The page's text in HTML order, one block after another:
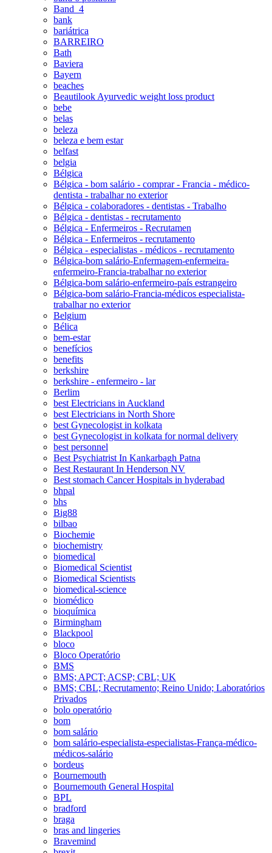
Band_4
bank
bariátrica
BARREIRO
Bath
Baviera
Bayern
beaches
Beautilook Ayurvedic weight loss product
bebe
belas
beleza
beleza e bem estar
belfast
belgia
Bélgica
Bélgica - bom salário - comprar - Francia - médico-
dentista - trabalhar no exterior
Bélgica - colaboradores - dentistas - Trabalho
Bélgica - dentistas - recrutamento
Bélgica - Enfermeiros - Recrutamen
Bélgica - Enfermeiros - recrutamento
Bélgica - especialistas - médicos - recrutamento
Bélgica-bom salário-Enfermagem-enfermeira-
enfermeiro-Francia-trabalhar no exterior
Bélgica-bom salário-enfermeiro-país estrangeiro
Bélgica-bom salário-Francia-médicos especialista-
trabalhar no exterior
Belgium
Bélica
bem-estar
benefícios
benefits
berkshire
berkshire - enfermeiro - lar
Berlim
best Electricians in Auckland
best Electricians in North Shore
best Gynecologist in kolkata
best Gynecologist in kolkata for normal delivery
best personnel
Best Psychiatrist In Kankarbagh Patna
Best Restaurant In Henderson NV
Best stomach Cancer Hospitals in hyderabad
bhpal
bhs
Big88
bilbao
Biochemie
biochemistry
biomedical
Biomedical Scientist
Biomedical Scientists
biomedical-science
biomédico
bioquímica
Birmingham
Blackpool
bloco
Bloco Operatório
BMS
BMS; APCT; ACSP; CBL; UK
BMS; CBL; Recrutamento; Reino Unido; Laboratórios
Privados
bolo operatório
bom
bom salário
bom salário-especialista-especialistas-França-médico-
médicos-salário
bordeus
Bournemouth
Bournemouth General Hospital
BPL
bradford
braga
bras and lingeries
Bravemind